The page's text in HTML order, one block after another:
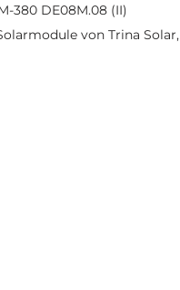
380 DE08M.08 (II)
von Trina Solar,